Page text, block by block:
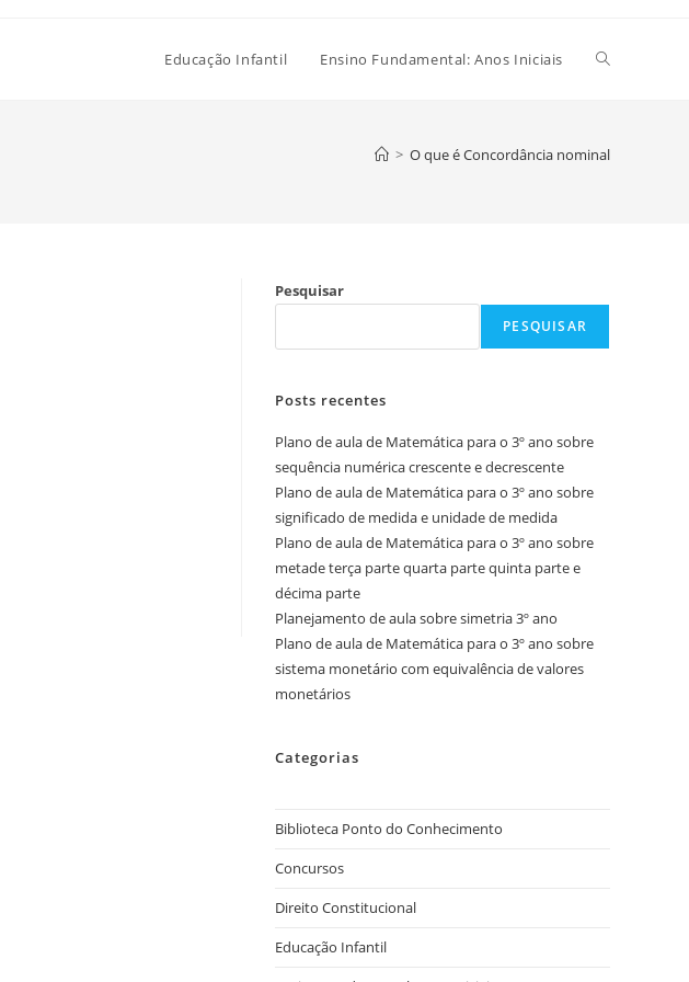
Educação Infantil Ensino Fundamental: Anos Iniciais Alternar
site
> O que é Concordância nominal
Pesquisar
PESQUISAR
Posts recentes
Plano de aula de Matemática para o 3º ano sobre
sequência numérica crescente e decrescente
Plano de aula de Matemática para o 3º ano sobre
significado de medida e unidade de medida
Plano de aula de Matemática para o 3º ano sobre
metade terça parte quarta parte quinta parte e
décima parte
Planejamento de aula sobre simetria 3º ano
Plano de aula de Matemática para o 3º ano sobre
sistema monetário com equivalência de valores
monetários
Categorias
Biblioteca Ponto do Conhecimento
Concursos
Direito Constitucional
Educação Infantil